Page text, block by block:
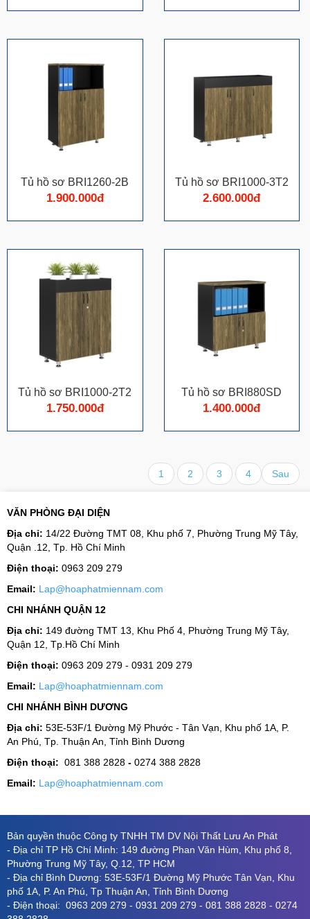
Tủ hồ sơ BRI1260-2B
1.900.000đ
Tủ hồ sơ BRI1000-3T2
2.600.000đ
Tủ hồ sơ BRI1000-2T2
1.750.000đ
Tủ hồ sơ BRI880SD
1.400.000đ
1 2 3 4 Sau
VĂN PHÒNG ĐẠI DIỆN
Địa chỉ: 14/22 Đường TMT 08, Khu phố 7, Phường Trung Mỹ Tây,
Quận .12, Tp. Hồ Chí Minh
Điện thoại: 0963 209 279
Email: Lap@hoaphatmiennam.com
CHI NHÁNH QUẬN 12
Địa chỉ: 149 đường TMT 13, Khu Phố 4, Phường Trung Mỹ Tây,
Quận 12, Tp.Hồ Chí Minh
Điện thoại: 0963 209 279 - 0931 209 279
Email: Lap@hoaphatmiennam.com
CHI NHÁNH BÌNH DƯƠNG
Địa chỉ: 53E-53F/1 Đường Mỹ Phước - Tân Vạn, Khu phố 1A, P.
An Phú, Tp. Thuận An, Tỉnh Bình Dương
Điện thoại: 081 388 2828 - 0274 388 2828
Email: Lap@hoaphatmiennam.com
Bản quyền thuộc Công ty TNHH TM DV Nội Thất Lưu An Phát
- Địa chỉ TP Hồ Chí Minh: 149 đường Phan Văn Hùm, Khu phố 8,
Phường Trung Mỹ Tây, Q.12, TP HCM
- Địa chỉ Bình Dương: 53E-53F/1 Đường Mỹ Phước Tân Vạn, Khu
phố 1A, P. An Phú, Tp Thuận An, Tỉnh Bình Dương
- Điện thoại: 0963 209 279 - 0931 209 279 - 081 388 2828 - 0274